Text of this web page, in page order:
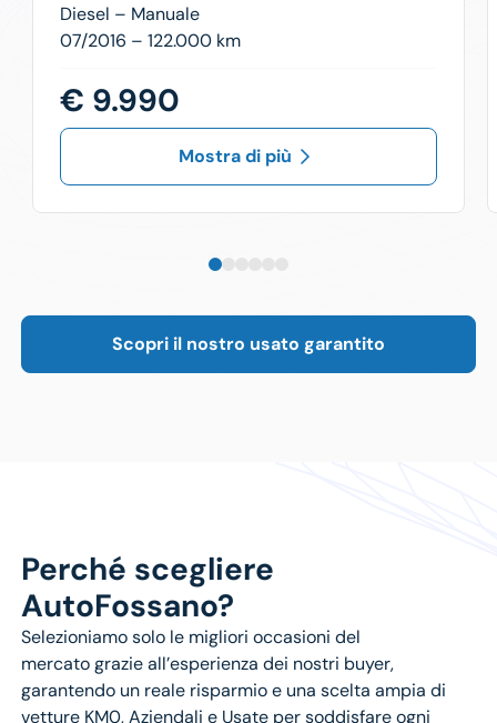
Diesel – Manuale
07/2016 – 122.000 km
€ 9.990
Mostra di più
Scopri il nostro usato garantito
Perché scegliere
AutoFossano?
Selezioniamo solo lemigliori occasioni del
mercatograzie all’esperienza dei nostri buyer,
garantendo un reale risparmio e una scelta ampia di
vetture KM0,Aziendali e Usateper soddisfare ogni